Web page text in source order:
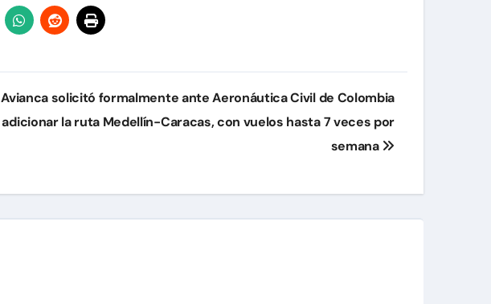
Avianca solicitó formalmente ante Aeronáutica Civil de Colombia
adicionar la ruta Medellín-Caracas, con vuelos hasta 7 veces por
semana